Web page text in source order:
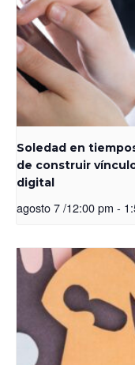
Soledad en
de construir
digital
agosto 7 /12:00 pm -